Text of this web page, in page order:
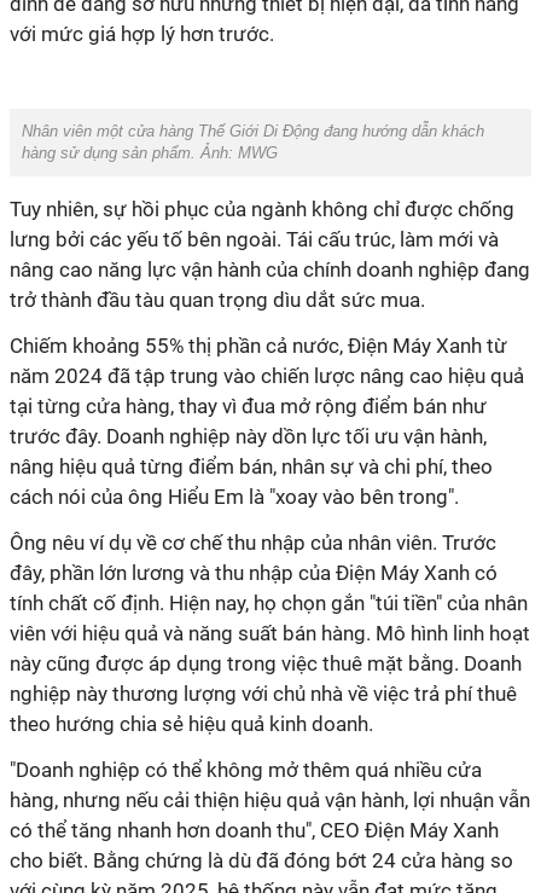
với mức giá hợp lý hơn trước.
Nhân viên một cửa hàng Thế Giới Di Động đang hướng dẫn khách
hàng sử dụng sản phẩm. Ảnh: MWG
Tuy nhiên, sự hồi phục của ngành không chỉ được chống
lưng bởi các yếu tố bên ngoài. Tái cấu trúc, làm mới và
nâng cao năng lực vận hành của chính doanh nghiệp đang
trở thành đầu tàu quan trọng dìu dắt sức mua.
Chiếm khoảng 55% thị phần cả nước, Điện Máy Xanh từ
năm 2024 đã tập trung vào chiến lược nâng cao hiệu quả
tại từng cửa hàng, thay vì đua mở rộng điểm bán như
trước đây. Doanh nghiệp này dồn lực tối ưu vận hành,
nâng hiệu quả từng điểm bán, nhân sự và chi phí, theo
cách nói của ông Hiểu Em là "xoay vào bên trong".
Ông nêu ví dụ về cơ chế thu nhập của nhân viên. Trước
đây, phần lớn lương và thu nhập của Điện Máy Xanh có
tính chất cố định. Hiện nay, họ chọn gắn "túi tiền" của nhân
viên với hiệu quả và năng suất bán hàng. Mô hình linh hoạt
này cũng được áp dụng trong việc thuê mặt bằng. Doanh
nghiệp này thương lượng với chủ nhà về việc trả phí thuê
theo hướng chia sẻ hiệu quả kinh doanh.
"Doanh nghiệp có thể không mở thêm quá nhiều cửa
hàng, nhưng nếu cải thiện hiệu quả vận hành, lợi nhuận vẫn
có thể tăng nhanh hơn doanh thu", CEO Điện Máy Xanh
cho biết. Bằng chứng là dù đã đóng bớt 24 cửa hàng so